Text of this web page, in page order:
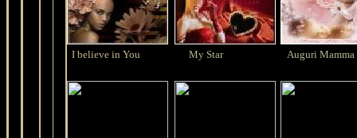
I believe in You My Star Auguri Mamma